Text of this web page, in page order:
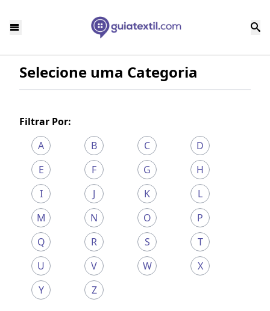
Selecione uma Categoria
Filtrar Por:
A
B C
D
E
F G
H
I
J K
L
M
N O
P
Q
R S
T
U
V W
X
Y
Z